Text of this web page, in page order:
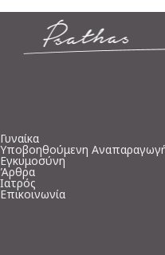
Γυναίκα
Υποβοηθούμενη
Εγκυμοσύνη
Άρθρα
Ιατρός
Επικοινωνία